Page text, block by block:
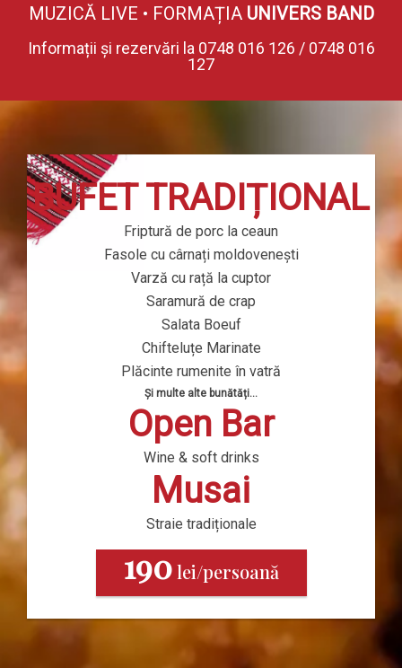
MUZICĂ LIVE • FORMAȚIA UNIVERS BAND
Informații și rezervări la 0748 016 126 / 0748 016
127
BUFET TRADIȚIONAL
Friptură de porc la ceaun
Fasole cu cârnați moldovenești
Varză cu rață la cuptor
Saramură de crap
Salata Boeuf
Chifteluțe Marinate
Plăcinte rumenite în vatră
Și multe alte bunătăți…
Open Bar
Wine & soft drinks
Musai
Straie tradiționale
190lei/persoană